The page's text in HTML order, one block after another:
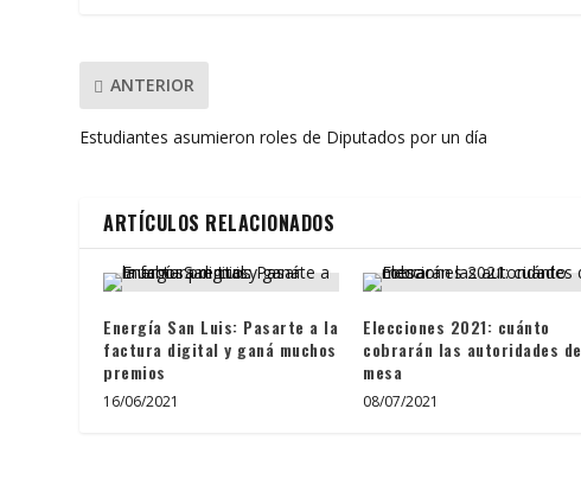
ANTERIOR
Estudiantes asumieron roles de Diputados por un día
ARTÍCULOS RELACIONADOS
Energía San Luis: Pasarte a la
factura digital y ganá muchos
premios
16/06/2021
Elecciones 2021: cuánto
cobrarán las autoridades de
mesa
08/07/2021